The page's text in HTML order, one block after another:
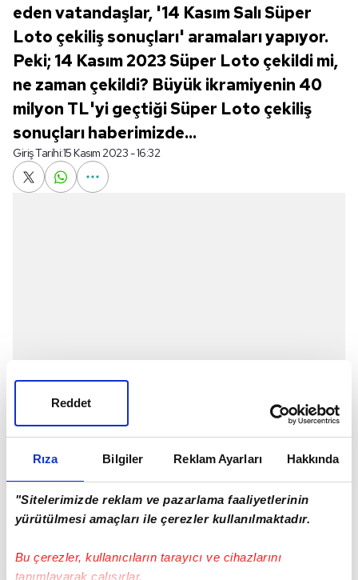
Rıza Bilgiler Reklam Ayarları Hakkında
"Sitelerimizde reklam ve pazarlama faaliyetlerinin
yürütülmesi amaçları ile çerezler kullanılmaktadır.
Bu çerezler, kullanıcıların tarayıcı ve cihazlarını
tanımlayarak çalışırlar.
Reddet
eden vatandaşlar, '14 Kasım Salı Süper
Loto çekiliş sonuçları' aramaları yapıyor.
Peki; 14 Kasım 2023 Süper Loto çekildi mi,
ne zaman çekildi? Büyük ikramiyenin 40
milyon TL'yi geçtiği Süper Loto çekiliş
sonuçları haberimizde...
Giriş Tarihi:15 Kasım 2023 - 16:32
Milli Piyango'nun düzenlediği Süper Loto'nun çekilişi
sevenler 'Süper Loto çekildi mi? 14 Kasım Salı Süper
çekilişleri salı, perşembe ve pazar günleri